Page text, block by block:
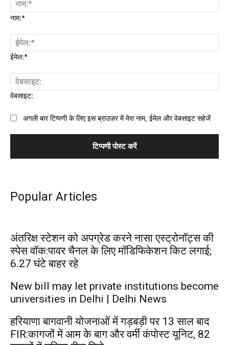
नाम:*
ईमेल:*
वेबसाइट:
अगली बार टिप्पणी के लिए इस ब्राउज़र में मेरा नाम, ईमेल और वेबसाइट सहेजें
Popular Articles
अंतरिक्ष स्टेशन को अपग्रेड करने नासा एस्ट्रोनॉट्स की
स्पेस वॉक:पावर चैनल के लिए मॉडिफिकेशन किट लगाई;
6.27 घंटे बाहर रहे
New bill may let private institutions become
universities in Delhi | Delhi News
हरियाणा बागवानी योजनाओं में गड़बड़ी पर 13 साल बाद
FIR:कागजों में आम के बाग और वर्मी कंपोस्ट यूनिट, 82